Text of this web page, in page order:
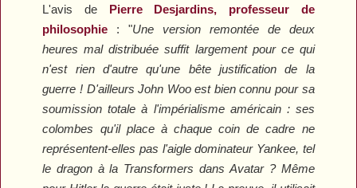
L'avis de Pierre Desjardins, professeur de
philosophie : "Une version remontée de deux
heures mal distribuée suffit largement pour ce qui
n'est rien d'autre qu'une bête justification de la
guerre ! D'ailleurs John Woo est bien connu pour sa
soumission totale à l'impérialisme américain : ses
colombes qu'il place à chaque coin de cadre ne
représentent-elles pas l'aigle dominateur Yankee, tel
le dragon à la Transformers dansAvatar? Même